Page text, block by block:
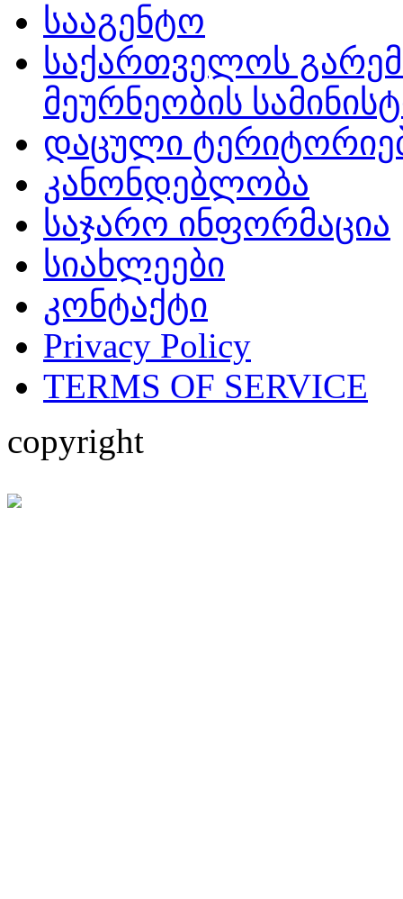
სააგენტო
საქართველოს
მეურნეობის
დაცული
კანონდებლობა
საჯარო ინფორმაცია
სიახლეები
კონტაქტი
Privacy Policy
TERMS OF SERVICE
copyright